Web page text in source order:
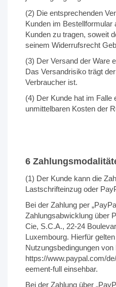
(2) Die entsprechenden
Kunden im Bestellformular
Kunden zu tragen, soweit
seinem Widerrufsrecht
(3) Der Versand der Ware
Das Versandrisiko trägt
Verbraucher ist.
(4) Der Kunde hat im Falle
unmittelbaren Kosten der
6
(1) Der Kunde kann die
Lastschrifteinzug oder
Bei der Zahlung per
Zahlungsabwicklung über
Cie, S.C.A., 22-24
Luxembourg. Hierfür
Nutzungsbedingungen
https://www.paypal.com/
eement-full einsehbar.
Bei der Zahlung über